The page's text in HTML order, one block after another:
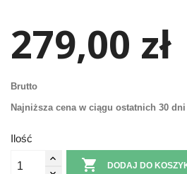
279,00 zł
Brutto
Najniższa cena w ciągu ostatnich 30 dni
Ilość
 DODAJ DO